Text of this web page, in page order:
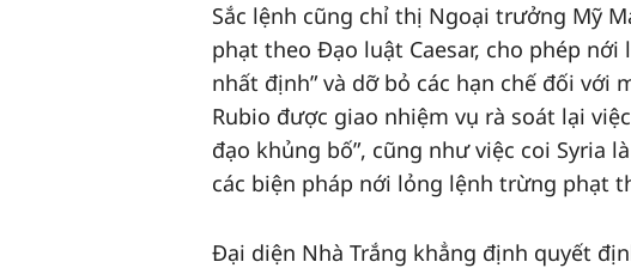
Sắc lệnh cũng chỉ thị Ngoại trưởng Mỹ
phạt theo Đạo luật Caesar, cho phép
nhất định” và dỡ bỏ các hạn chế đối
Rubio được giao nhiệm vụ rà soát lại
đạo khủng bố”, cũng như việc coi Syria
các biện pháp nới lỏng lệnh trừng phạt
Đại diện Nhà Trắng khẳng định quyết